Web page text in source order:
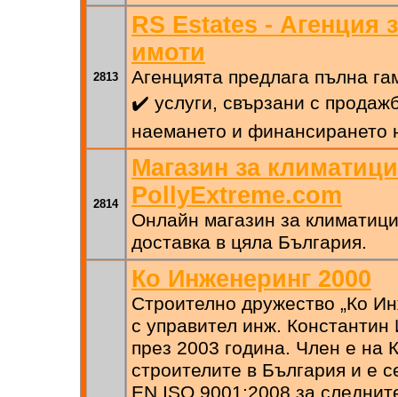
2813
RS Estates - Агенция
имоти
Агенцията предлага пълна
✔️ услуги, свързани с
наемането и финансирането
2814
Магазин за климатици
PollyExtreme.com
Онлайн магазин за
доставка в цяла България.
Ко Инженеринг 2000
Строително дружество „Ко
с управител инж.
през 2003 година. Член e на
строителите в България и e
EN ISO 9001:2008 за